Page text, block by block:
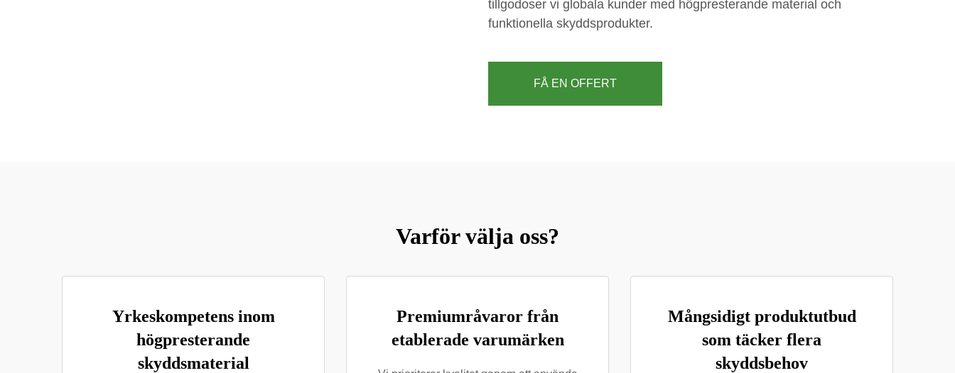
tillgodoser vi globala kunder med högpresterande material och
funktionella skyddsprodukter.
FÅ EN OFFERT
Varför välja oss?
Yrkeskompetens inom
högpresterande
skyddsmaterial
Premiumråvaror från
etablerade varumärken
Mångsidigt produktutbud
som täcker flera
skyddsbehov